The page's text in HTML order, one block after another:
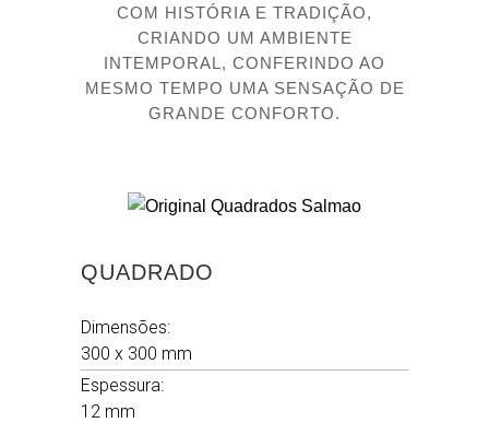
COM HISTÓRIA E TRADIÇÃO,
CRIANDO UM AMBIENTE
INTEMPORAL, CONFERINDO AO
MESMO TEMPO UMA SENSAÇÃO DE
GRANDE CONFORTO.
QUADRADO
Dimensões:
300 x 300 mm
Espessura:
12 mm